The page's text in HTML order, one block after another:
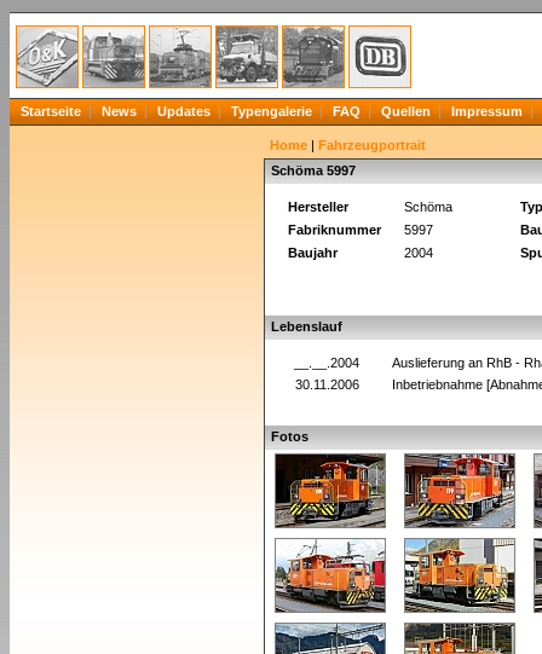
Startseite News Updates Typengalerie FAQ Quellen Impressum
Home | Fahrzeugportrait
Schöma 5997
Hersteller Schöma
Typ
Fabriknummer
5997
Baujahr
2004
Lebenslauf
__.__.2004
Auslieferung an RhB -
30.11.2006
Inbetriebnahme
Fotos